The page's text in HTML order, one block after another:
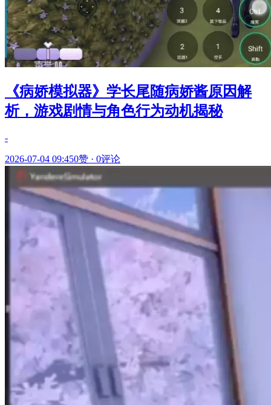
《病娇模拟器》学长尾随病娇酱原因解
析，游戏剧情与角色行为动机揭秘
-
2026-07-04 09:450赞 · 0评论